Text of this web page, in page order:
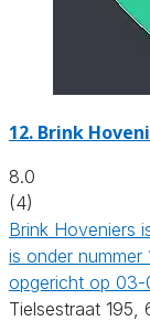
12. Brink
8.0
(4)
Brink Hoveniers
is onder nummer
opgericht op
Tielsestraat 195,